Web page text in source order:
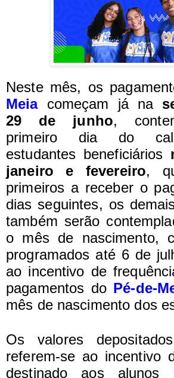
Neste mês, os
Meiacomeçam já na
29 de junho,
primeiro dia do
estudantes beneficiários
janeiro e fevereiro,
primeiros a receber o
dias seguintes, os
também serão
o mês de nascimento,
programados até 6 de
ao incentivo de
pagamentos do Pé-de-
mês de nascimento dos
Os valores
referem-se ao incentivo
destinado aos alunos